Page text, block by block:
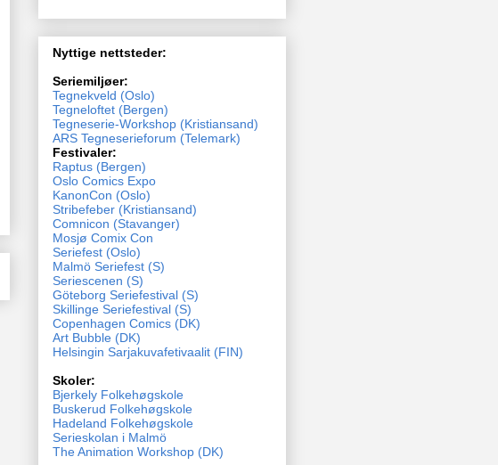
Nyttige nettsteder:
Seriemiljøer:
Tegnekveld (Oslo)
Tegneloftet (Bergen)
Tegneserie-Workshop (Kristiansand)
ARS Tegneserieforum (Telemark)
Festivaler:
Raptus (Bergen)
Oslo Comics Expo
KanonCon (Oslo)
Stribefeber (Kristiansand)
Comnicon (Stavanger)
Mosjø Comix Con
Seriefest (Oslo)
Malmö Seriefest (S)
Seriescenen (S)
Göteborg Seriefestival (S)
Skillinge Seriefestival (S)
Copenhagen Comics (DK)
Art Bubble (DK)
Helsingin Sarjakuvafetivaalit (FIN)
Skoler:
Bjerkely Folkehøgskole
Buskerud Folkehøgskole
Hadeland Folkehøgskole
Serieskolan i Malmö
The Animation Workshop (DK)